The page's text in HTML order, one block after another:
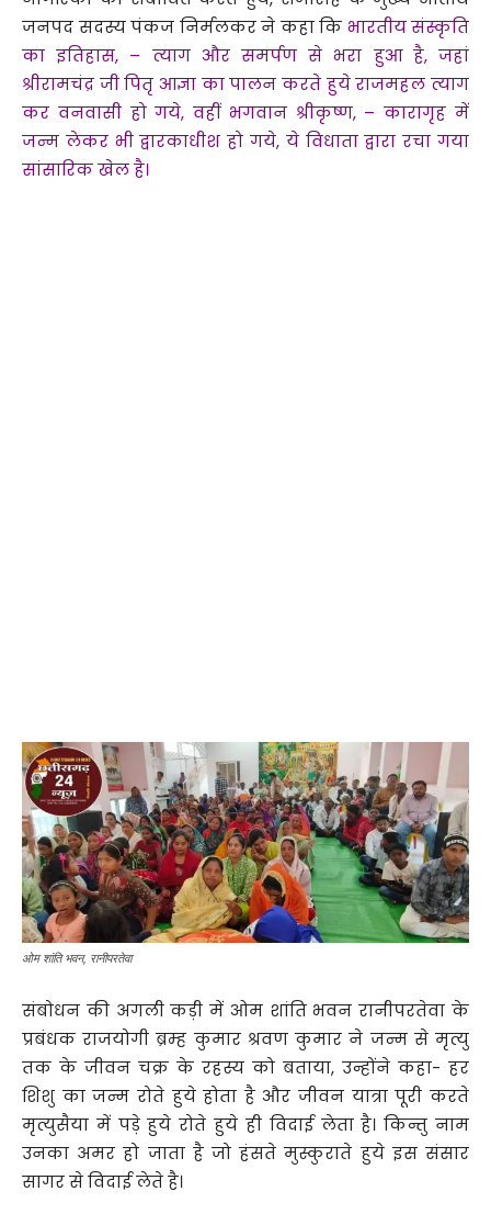
जनपद सदस्य पंकज निर्मलकर ने कहा कि भारतीय संस्कृति
का इतिहास, – त्याग और समर्पण से भरा हुआ है, जहां
श्रीरामचंद्र जी पितृ आज्ञा का पालन करते हुये राजमहल त्याग
कर वनवासी हो गये, वहीं भगवान श्रीकृष्ण, – कारागृह में
जन्म लेकर भी द्वारकाधीश हो गये, ये विधाता द्वारा रचा गया
सांसारिक खेल है।
ओम शांति भवन, रानीपरतेवा
संबोधन की अगली कड़ी में ओम शांति भवन रानीपरतेवा के
प्रबंधक राजयोगी ब्रम्ह कुमार श्रवण कुमार ने जन्म से मृत्यु
तक के जीवन चक्र के रहस्य को बताया, उन्होंने कहा- हर
शिशु का जन्म रोते हुये होता है और जीवन यात्रा पूरी करते
मृत्युसैया में पड़े हुये रोते हुये ही विदाई लेता है। किन्तु नाम
उनका अमर हो जाता है जो हंसते मुस्कुराते हुये इस संसार
सागर से विदाई लेते है।